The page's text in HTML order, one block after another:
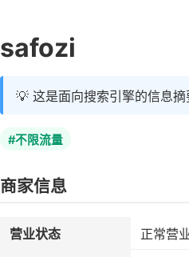
safozi
💡 这是面向搜索引擎的信息摘
#不限流量
商家信息
营业状态
正常营